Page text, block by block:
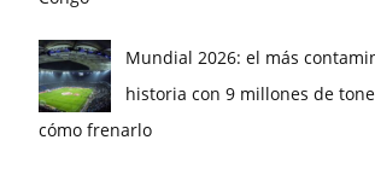
Mundial 2026: el más
historia con 9 millones de
cómo frenarlo